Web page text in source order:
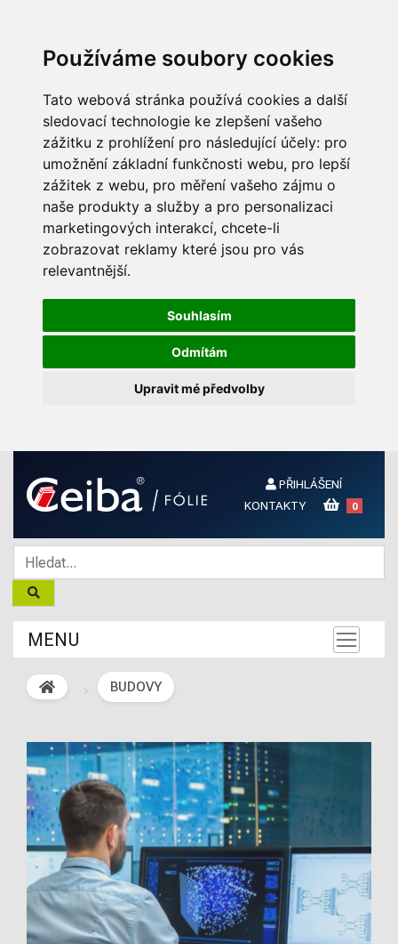
Používáme soubory cookies
Tato webová stránka používá cookies a další
sledovací technologie ke zlepšení vašeho
zážitku z prohlížení pro následující účely: pro
umožnění základní funkčnosti webu, pro lepší
zážitek z webu, pro měření vašeho zájmu o
naše produkty a služby a pro personalizaci
marketingových interakcí, chcete-li
zobrazovat reklamy které jsou pro vás
relevantnější.
Souhlasím
Odmítám
Upravit mé předvolby
PŘIHLÁŠENÍ
KONTAKTY
0
MENU
BUDOVY